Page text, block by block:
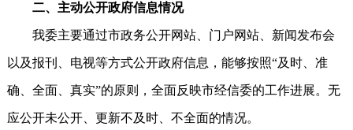
二、主动公开政府信息情况
我委主要通过市政务公开网站、门户网站、新闻发布会
以及报刊、电视等方式公开政府信息，能够按照“及时、准
确、全面、真实”的原则，全面反映市经信委的工作进展。无
应公开未公开、更新不及时、不全面的情况。